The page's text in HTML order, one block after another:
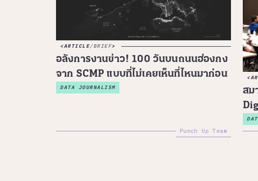
ARTICLE/BRIEF
อลังการงานข่าว! 100 วันบนถนนฮ่องกง
จาก SCMP แบบที่ไม่เคยเห็นที่ไหนมาก่อน
DATA JOURNALISM
Punch Up Team
สม